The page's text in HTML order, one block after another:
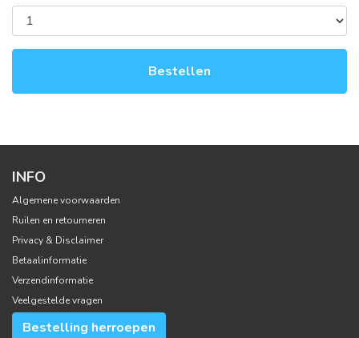
Bestellen
INFO
Algemene voorwaarden
Ruilen en retourneren
Privacy & Disclaimer
Betaalinformatie
Verzendinformatie
Veelgestelde vragen
Bestelling herroepen